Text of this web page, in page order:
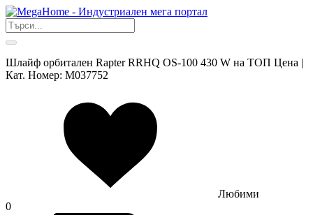
Шлайф орбитален Rapter RRHQ OS-100 430 W на ТОП Цена |
Кат. Номер: M037752
Любими
0